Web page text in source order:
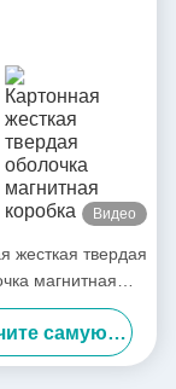
Видео
жесткая твердая
магнитная
упаковка
складная
Получите самую лучшую цену